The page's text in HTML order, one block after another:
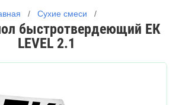
   /
Сухие смеси
   /
быстротвердеющий ЕК
LEVEL 2.1